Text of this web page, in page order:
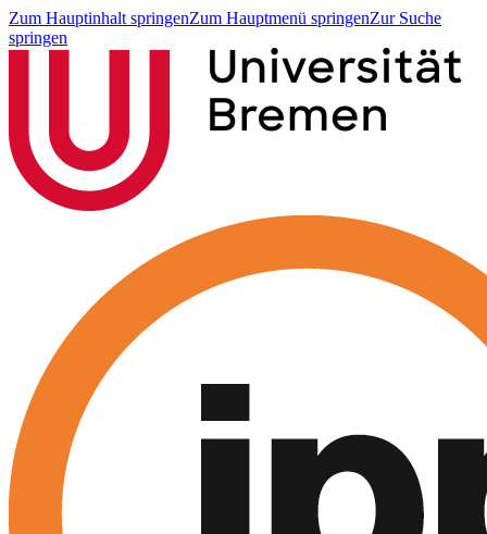
Zum Hauptinhalt springenZum Hauptmenü springenZur Suche
springen